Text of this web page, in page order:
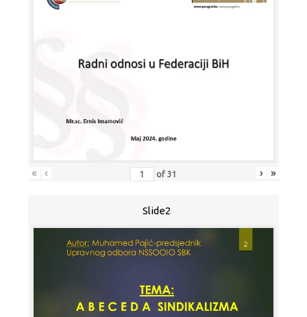
« ‹ of 31 › »
Slide2